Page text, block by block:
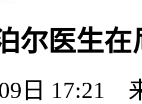
尔医生
日 17:21